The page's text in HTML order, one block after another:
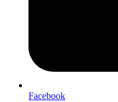
Facebook